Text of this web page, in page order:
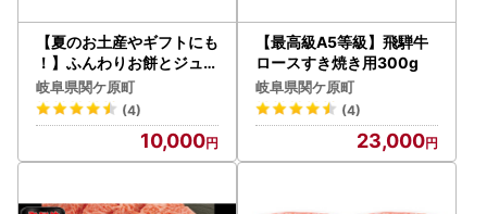
【夏のお土産やギフトにも
！】ふんわりお餅とジュー
シーな果汁が溢れるみかん
大福（10個セット）
岐阜県関ケ原町
(4)
10,000
【最高級A5等級】飛騨牛
ロースすき焼き用300g
岐阜県関ケ原町
(4)
23,000